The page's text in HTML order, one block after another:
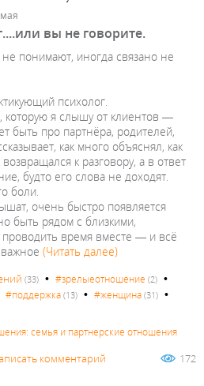
вы не говорите.
понимают, иногда связано не
психолог.
которую я слышу от клиентов —
быть про партнёра, родителей,
как много объяснял, как
к разговору, а в ответ
будто его слова не доходят.
боли.
очень быстро появляется
быть рядом с близкими,
проводить время вместе — и всё
(Читать далее)
(33) • #зрелыеотношение (2) •
#поддержка (13) • #женщина (31) •
семья и партнерские отношения
комментарий 172